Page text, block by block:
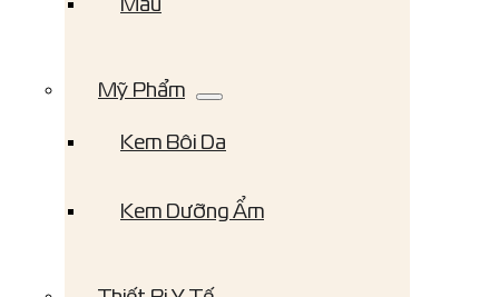
Mỹ Phẩm
Kem Bôi Da
Kem Dưỡng Ẩm